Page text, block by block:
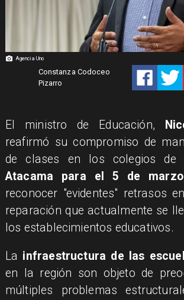
Agencia Uno
Constanza Codoceo
Pizarro
El ministro de Educación,
reafirmó su compromiso de
de clases en los colegios de
Atacama para el 5 de marzo
reconocer "evidentes" retrasos
reparación que actualmente se
los establecimientos educativos.
​La infraestructura de las
en la región son objeto de
múltiples problemas